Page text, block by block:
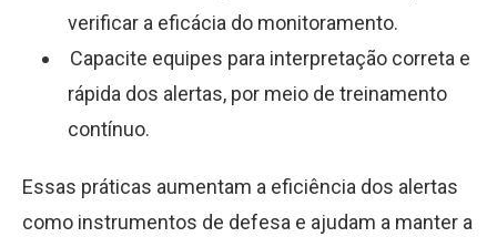
verificar a eficácia do monitoramento.
Capacite equipes para interpretação correta e
rápida dos alertas, por meio de treinamento
contínuo.
Essas práticas aumentam a eficiência dos alertas
como instrumentos de defesa e ajudam a manter a